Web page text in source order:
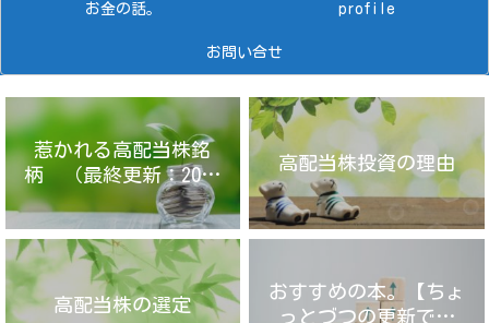
お金の話。 profile
お問い合せ
惹かれる高配当株銘
柄 （最終更新：2025
年4月14日）
高配当株投資の理由
高配当株の選定
おすすめの本。【ちょ
っとづつの更新です